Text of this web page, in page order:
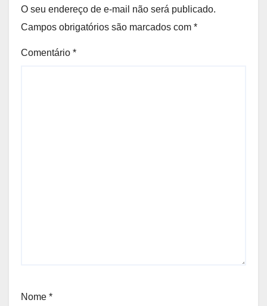
é propositalmente mais fraca para
que a água quebre só o que
precisa ser quebrado
O seu endereço de e-mail não será publicado.
Campos obrigatórios são marcados com *
Comentário *
Nome *